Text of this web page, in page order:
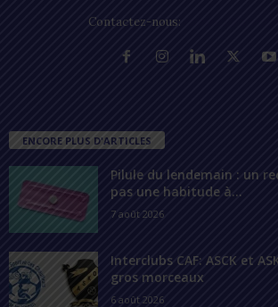
Contactez-nous:
ENCORE PLUS D'ARTICLES
Pilule du lendemain : un
pas une habitude à...
7 août 2026
Interclubs CAF: ASCK et
gros morceaux
6 août 2026